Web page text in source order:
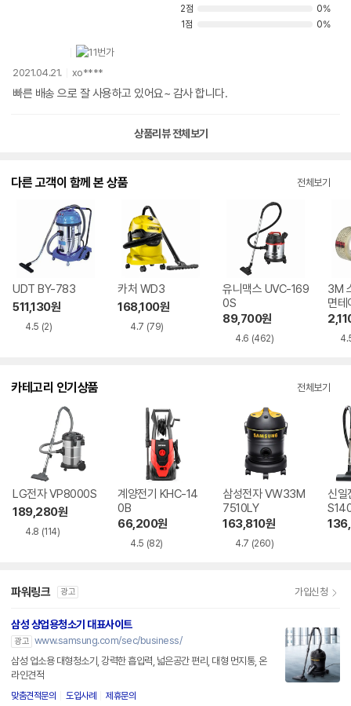
2점
0%
1점
0%
2021.04.21. xo****
빠른 배송 으로 잘 사용하고 있어요~ 감사 합니다.
상품리뷰 전체보기
다른 고객이 함께 본 상품 전체보기
UDT BY-783
511,130원
4.5 (2)
카처 WD3
168,100원
4.7 (79)
유니맥스 UVC-169
0S
89,700원
4.6 (462)
3M
면테
m x
카테고리 인기상품 전체보기
LG전자 VP8000S
189,280원
4.8 (114)
계양전기 KHC-14
0B
66,200원
4.5 (82)
삼성전자 VW33M
7510LY
163,810원
4.7 (260)
신일
파워링크 광고 가입신청
삼성 상업용청소기 대표사이트
광고 www.samsung.com/sec/business/
삼성 업소용 대형청소기, 강력한 흡입력, 넓은공간 편리, 대형 먼지통, 온
라인견적
맞춤견적문의 도입사례 제휴문의